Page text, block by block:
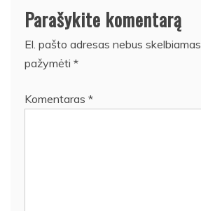
Parašykite komentarą
El. pašto adresas nebus skelbiamas.
pažymėti *
Komentaras *